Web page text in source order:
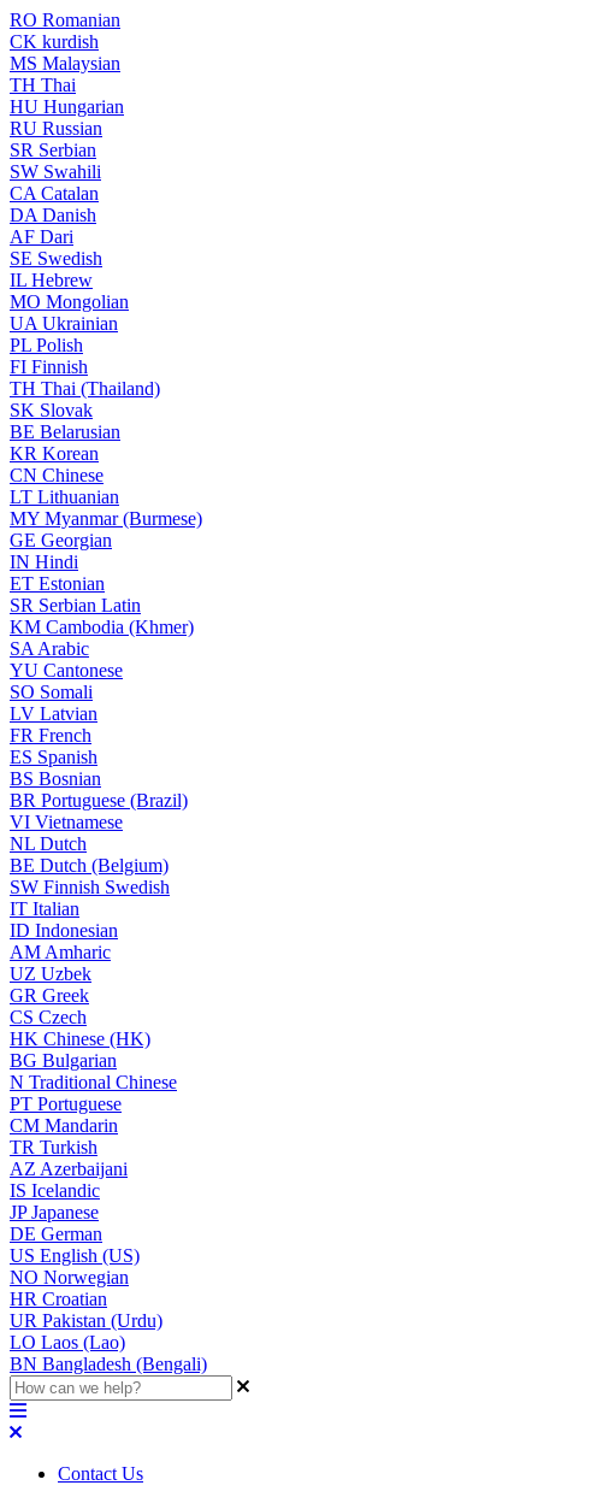
RO Romanian
CK kurdish
MS Malaysian
TH Thai
HU Hungarian
RU Russian
SR Serbian
SW Swahili
CA Catalan
DA Danish
AF Dari
SE Swedish
IL Hebrew
MO Mongolian
UA Ukrainian
PL Polish
FI Finnish
TH Thai (Thailand)
SK Slovak
BE Belarusian
KR Korean
CN Chinese
LT Lithuanian
MY Myanmar (Burmese)
GE Georgian
IN Hindi
ET Estonian
SR Serbian Latin
KM Cambodia (Khmer)
SA Arabic
YU Cantonese
SO Somali
LV Latvian
FR French
ES Spanish
BS Bosnian
BR Portuguese (Brazil)
VI Vietnamese
NL Dutch
BE Dutch (Belgium)
SW Finnish Swedish
IT Italian
ID Indonesian
AM Amharic
UZ Uzbek
GR Greek
CS Czech
HK Chinese (HK)
BG Bulgarian
N Traditional Chinese
PT Portuguese
CM Mandarin
TR Turkish
AZ Azerbaijani
IS Icelandic
JPJapanese
DE German
US English (US)
NO Norwegian
HR Croatian
UR Pakistan (Urdu)
LO Laos (Lao)
BN Bangladesh (Bengali)
Contact Us